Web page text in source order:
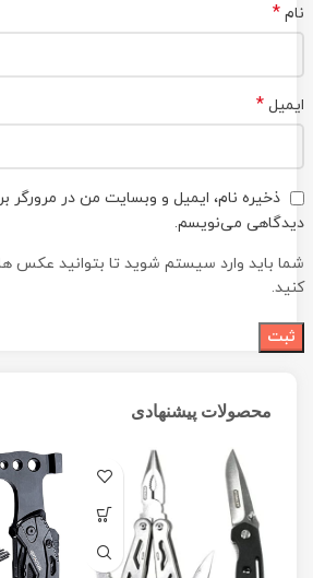
نام *
ایمیل *
ذخیره نام، ایمیل و وبسایت من در مرورگر
دیدگاهی می‌نویسم.
شما باید وارد سیستم شوید تا بتوانید عکس
کنید.
محصولات پیشنهادی